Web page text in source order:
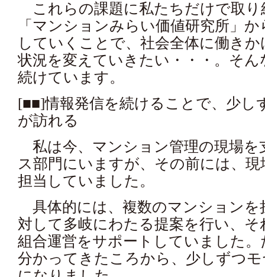
これらの課題に私たちだけで取り
「マンションみらい価値研究所」
していくことで、社会全体に働き
状況を変えていきたい・・・。そ
続けています。
[■■]情報発信を続けることで、少し
が訪れる
私は今、マンション管理の現場を
ス部門にいますが、その前には、
担当していました。
具体的には、複数のマンションを
対して多岐にわたる提案を行い、
組合運営をサポートしていました
分かってきたころから、少しずつ